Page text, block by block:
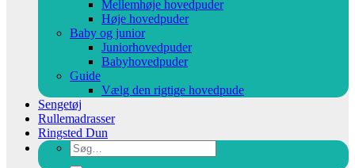
Mellemhøje hovedpuder
Høje hovedpuder
Baby og junior
Juniorhovedpuder
Babyhovedpuder
Guide
Vælg den rigtige hovedpude
Sengetøj
Rullemadrasser
Ringsted Dun
Søg
efter: